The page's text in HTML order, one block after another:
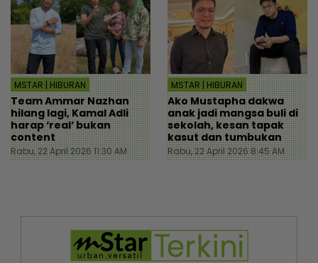
MSTAR | HIBURAN
Team Ammar Nazhan
hilang lagi, Kamal Adli
harap ‘real’ bukan
content
Rabu, 22 April 2026 11:30 AM
MSTAR | HIBURAN
Ako Mustapha dakwa
anak jadi mangsa buli di
sekolah, kesan tapak
kasut dan tumbukan
Rabu, 22 April 2026 8:45 AM